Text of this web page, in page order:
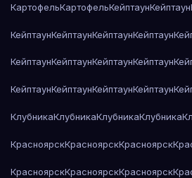
КартофельКартофельКейптаунКейптаун
КейптаунКейптаунКейптаунКейптаун
КейптаунКейптаунКейптаунКейптаун
КейптаунКейптаунКейптаунКейптаун
КлубникаКлубникаКлубникаКлубника
КрасноярскКрасноярскКрасноярск
КрасноярскКрасноярскКрасноярск